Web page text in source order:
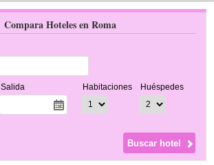
Compara Hoteles en Roma
Salida Habitaciones Huéspedes